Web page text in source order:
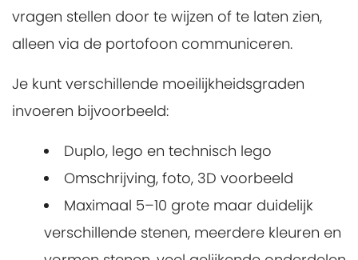
vragen stellen door te wijzen of te laten zien,
alleen via de portofoon communiceren.
Je kunt verschillende moeilijkheidsgraden
invoeren bijvoorbeeld:
Duplo, lego en technisch lego
Omschrijving, foto, 3D voorbeeld
Maximaal 5–10 grote maar duidelijk
verschillende stenen, meerdere kleuren en